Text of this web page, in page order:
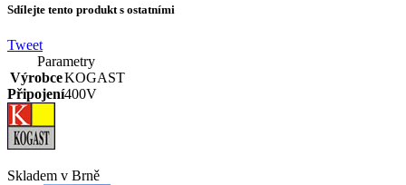
Sdílejte tento produkt s ostatními
Tweet
Parametry
VýrobceKOGAST
Připojení400V
Skladem v Brně